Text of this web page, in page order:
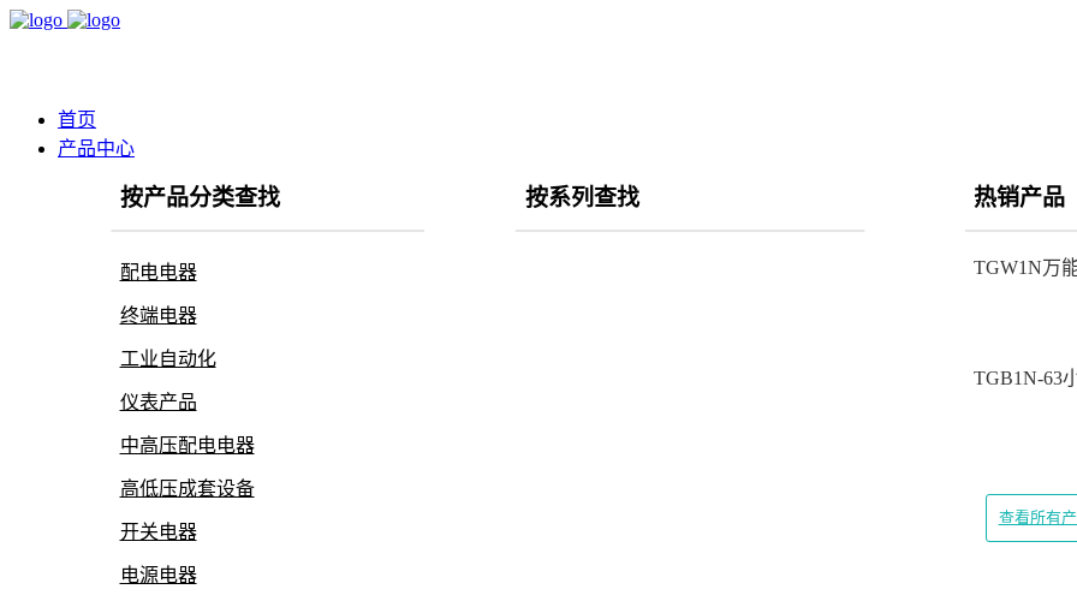
首页
产品中心
按产品分类查找
配电电器
终端电器
工业自动化
仪表产品
中高压配电电器
高低压成套设备
开关电器
电源电器
按系列查找 热销产品
TGW1N万
TGB1N-63
查看所有